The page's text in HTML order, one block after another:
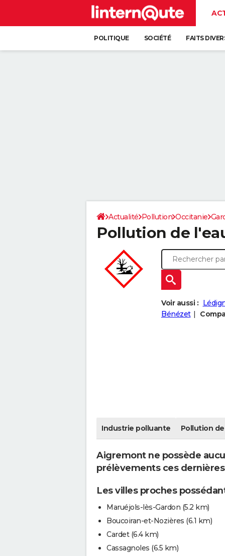
POLITIQUE SOCIÉTÉ FAITS
Actualité Pollution Occitanie
Pollution de
Voir aussi :
Bénézet
Industrie polluante Pollution
Aigremont ne possède
prélèvements ces
Les villes proches
Maruéjols-lès-Gardon (5.2 km)
Boucoiran-et-Nozières (6.1 km)
Cardet (6.4 km)
Cassagnoles (6.5 km)